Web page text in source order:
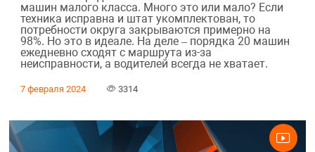
машин малого класса. Много это или мало? Если
техника исправна и штат укомплектован, то
потребности округа закрываются примерно на
98%. Но это в идеале. На деле – порядка 20 машин
ежедневно сходят с маршрута из-за
неисправности, а водителей всегда не хватает.
7 февраля 2024 3314